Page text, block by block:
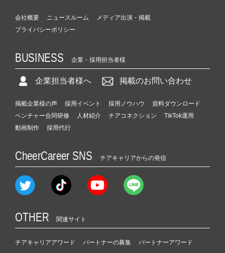
会社概要 ニュースルーム
メディア出演・掲載
プライバシーポリシー
BUSINESS 企業・採用担当者様
企業担当者様へ 掲載のお問い合わせ
掲載企業様の声 採用イベント 採用ノウハウ
資料ダウンロード
ベンチャー合同研修
人材紹介 チアコネクション
TikTok運用
動画制作
採用代行
CheerCareer SNS チアキャリアからの発信
OTHER 関連サイト
チアキャリアアワード パートナーの募集 パートナーアワード